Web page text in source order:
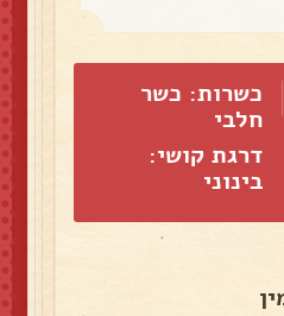
כשרות: כשר
חלבי
דרגת קושי:
בינוני